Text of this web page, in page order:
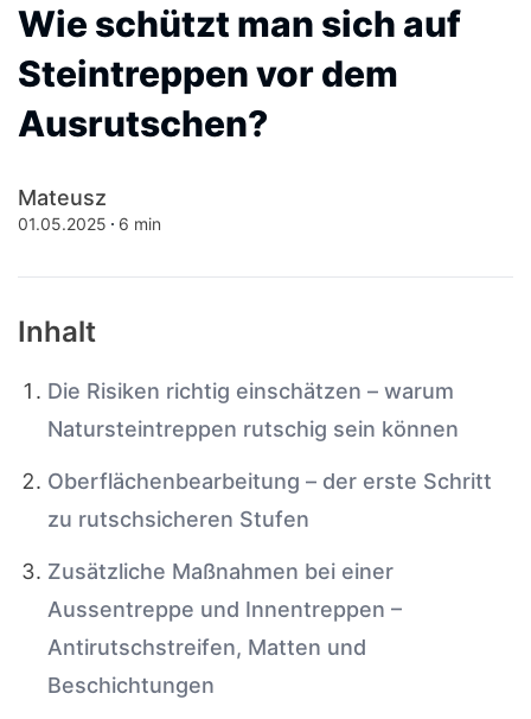
Wie schützt man sich auf
Steintreppen vor dem
Ausrutschen?
Mateusz
01.05.2025 6 min
Inhalt
Die Risiken richtig einschätzen – warum
Natursteintreppen rutschig sein können
Oberflächenbearbeitung – der erste Schritt
zu rutschsicheren Stufen
Zusätzliche Maßnahmen bei einer
Aussentreppe und Innentreppen –
Antirutschstreifen, Matten und
Beschichtungen